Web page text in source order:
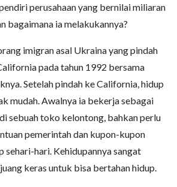
perusahaan yang bernilai miliaran
bagaimana ia melakukannya?
imigran asal Ukraina yang pindah
pada tahun 1992 bersama
Setelah pindah ke California, hidup
mudah. Awalnya ia bekerja sebagai
sebuah toko kelontong, bahkan perlu
pemerintah dan kupon-kupon
sehari-hari. Kehidupannya sangat
keras untuk bisa bertahan hidup.